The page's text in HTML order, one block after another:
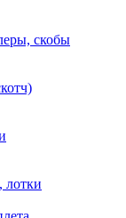
скобы
лотки